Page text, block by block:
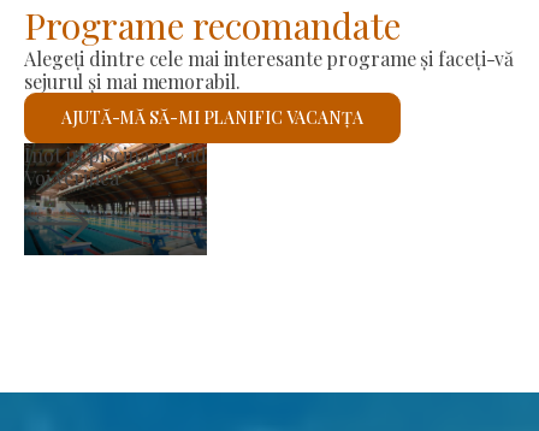
Programe recomandate
Alegeți dintre cele mai interesante programe și faceți-vă
sejurul și mai memorabil.
AJUTĂ-MĂ SĂ-MI PLANIFIC VACANȚA
Piața producătorilor
Voi verifica